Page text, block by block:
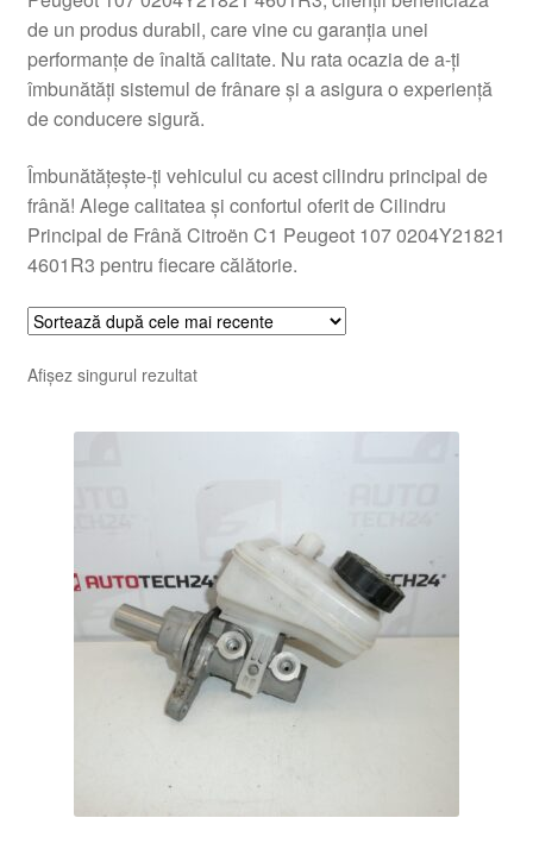
Procedura de reclamație
Termeni si conditii
de un produs durabil, care vine cu garanția unei
performanțe de înaltă calitate. Nu rata ocazia de a-ți
îmbunătăți sistemul de frânare și a asigura o experiență
de conducere sigură.
Îmbunătățește-ți vehiculul cu acest cilindru principal de
frână! Alege calitatea și confortul oferit de Cilindru
Principal de Frână Citroën C1 Peugeot 107 0204Y21821
4601R3 pentru fiecare călătorie.
Afișez singurul rezultat